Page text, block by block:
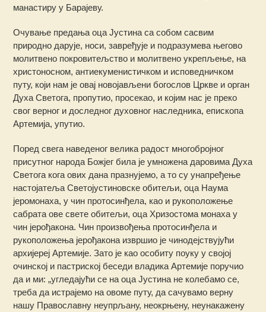
манастиру у Барајеву.
Очување предања оца Јустина са собом сасвим
природно дарује, носи, завређује и подразумева његово
молитвено покровитељство и молитвено укрепљење, на
христоносном, антиекуменистичком и исповедничком
путу, који нам је овај новојављени богослов Цркве и орган
Духа Светога, пропутио, просекао, и којим нас је преко
свог верног и доследног духовног наследника, епископа
Артемија, упутио.
Поред свега наведеног велика радост многобројног
присутног народа Божјег била је умножена даровима Духа
Светога кога ових дана празнујемо, а то су унапређење
настојатеља Светојустиновске обитељи, оца Наума
јеромонаха, у чин протосинђела, као и рукоположење
сабрата ове свете обитељи, оца Хризостома монаха у
чин јерођакона. Чин произвођења протосинђела и
рукоположења јерођакона извршио је чинодејствујући
архијереј Артемије. Зато је као особиту поуку у својој
очинској и пастриској беседи владика Артемије поручио
да и ми: „угледајући се на оца Јустина не колебамо се,
треба да истрајемо на овоме путу, да сачувамо верну
нашу Православну неупрљану, неокрњену, неунакажену